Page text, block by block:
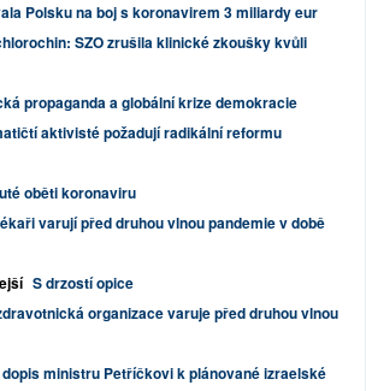
Polsku na boj s koronavirem 3 miliardy eur
SZO zrušila klinické zkoušky kvůli
propaganda a globální krize demokracie
aktivisté požadují radikální reformu
oběti koronaviru
varují před druhou vlnou pandemie v době
S drzostí opice
organizace varuje před druhou vlnou
ministru Petříčkovi k plánované izraelské